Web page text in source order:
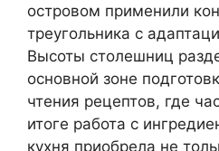
островом применили
треугольника с
Высоты столешниц
основной зоне
чтения рецептов, где
итоге работа с
кухня приобрела не